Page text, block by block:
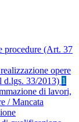
procedure (Art. 37
opere
d.lgs. 33/2013) 1
di lavori,
/ Mancata